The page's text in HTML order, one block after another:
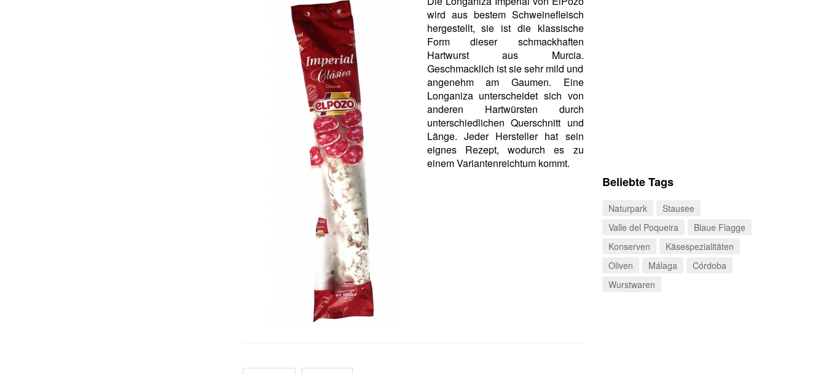
wird aus bestem Schweinefleisch
hergestellt, sie ist die klassische
Form dieser schmackhaften
Hartwurst aus Murcia.
Geschmacklich ist sie sehr mild und
angenehm am Gaumen. Eine
Longaniza unterscheidet sich von
anderen Hartwürsten durch
unterschiedlichen Querschnitt und
Länge. Jeder Hersteller hat sein
eignes Rezept, wodurch es zu
einem Variantenreichtum kommt.
Beliebte Tags
Naturpark
Stausee
Valle del Poqueira
Blaue Flagge
Konserven
Käsespezialitäten
Oliven
Málaga
Córdoba
Wurstwaren